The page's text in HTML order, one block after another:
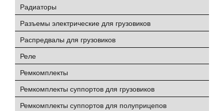
Радиаторы
Разъемы электрические для грузовиков
Распредвалы для грузовиков
Реле
Ремкомплекты
Ремкомплекты суппортов для грузовиков
Ремкомплекты суппортов для полуприцепов